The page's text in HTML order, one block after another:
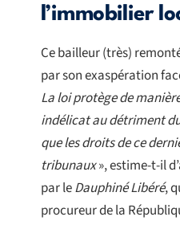
l’immobilier
Ce bailleur (très)
par son exaspération
La loi protège de
indélicat au détriment
que les droits de ce
tribunaux», estime-t-il
par leDauphiné Libéré,
procureur de la